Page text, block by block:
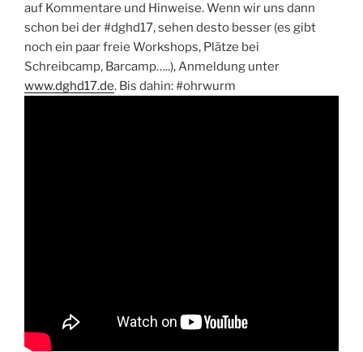
auf Kommentare und Hinweise. Wenn wir uns dann
schon bei der #dghd17, sehen desto besser (es gibt
noch ein paar freie Workshops, Plätze bei
Schreibcamp, Barcamp…..), Anmeldung unter
www.dghd17.de. Bis dahin: #ohrwurm